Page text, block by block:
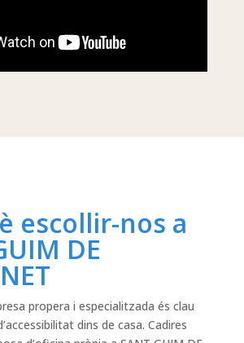
escollir-nos a
DE
propera i especialitzada és clau
dins de casa. Cadires